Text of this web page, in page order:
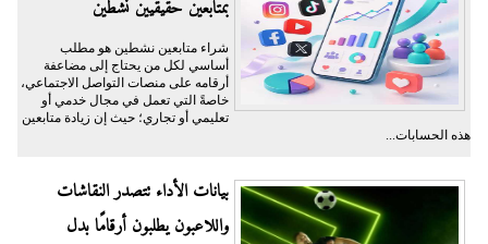
بمتابعين حقيقيين نشطين
شراء متابعين نشطين هو مطلب
أساسي لكل من يحتاج إلى مضاعفة
أرقامه على منصات التواصل الاجتماعي،
خاصةً التي تعمل في مجال خدمي أو
تعليمي أو تجاري؛ حيث إن زيادة متابعين
هذه الحسابات...
بيانات الأداء تتصدر النقاشات
واللاعبون يطلبون أرقامًا بدل